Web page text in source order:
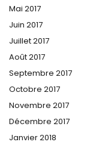
Mai 2017
Juin 2017
Juillet 2017
Août 2017
Septembre 2017
Octobre 2017
Novembre 2017
Décembre 2017
Janvier 2018